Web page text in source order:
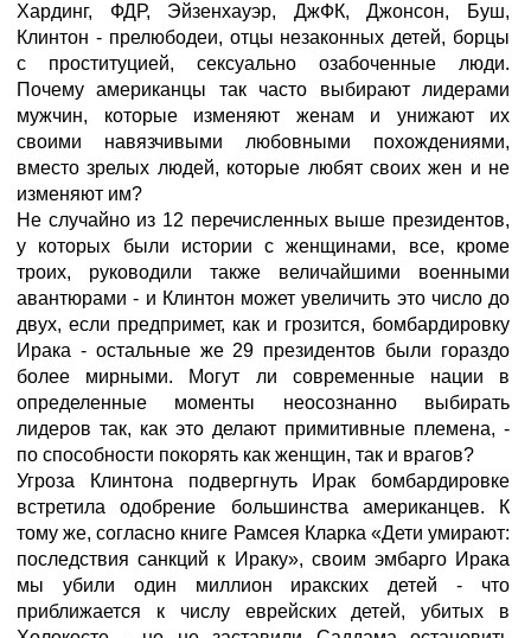
Хардинг, ФДР, Эйзенхауэр, ДжФК, Джонсон, Буш,
Клинтон - прелюбодеи, отцы незаконных детей, борцы
с проституцией, сексуально озабоченные люди.
Почему американцы так часто выбирают лидерами
мужчин, которые изменяют женам и унижают их
своими навязчивыми любовными похождениями,
вместо зрелых людей, которые любят своих жен и не
изменяют им?
Не случайно из 12 перечисленных выше президентов,
у которых были истории с женщинами, все, кроме
троих, руководили также величайшими военными
авантюрами - и Клинтон может увеличить это число до
двух, если предпримет, как и грозится, бомбардировку
Ирака - остальные же 29 президентов были гораздо
более мирными. Могут ли современные нации в
определенные моменты неосознанно выбирать
лидеров так, как это делают примитивные племена, -
по способности покорять как женщин, так и врагов?
Угроза Клинтона подвергнуть Ирак бомбардировке
встретила одобрение большинства американцев. К
тому же, согласно книге Рамсея Кларка «Дети умирают:
последствия санкций к Ираку», своим эмбарго Ирака
мы убили один миллион иракских детей - что
приближается к числу еврейских детей, убитых в